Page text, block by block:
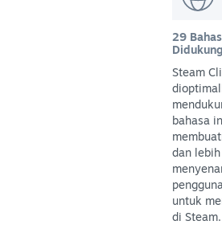
29
Didukung
Steam
bahasa
dan lebih
untuk
di Steam.